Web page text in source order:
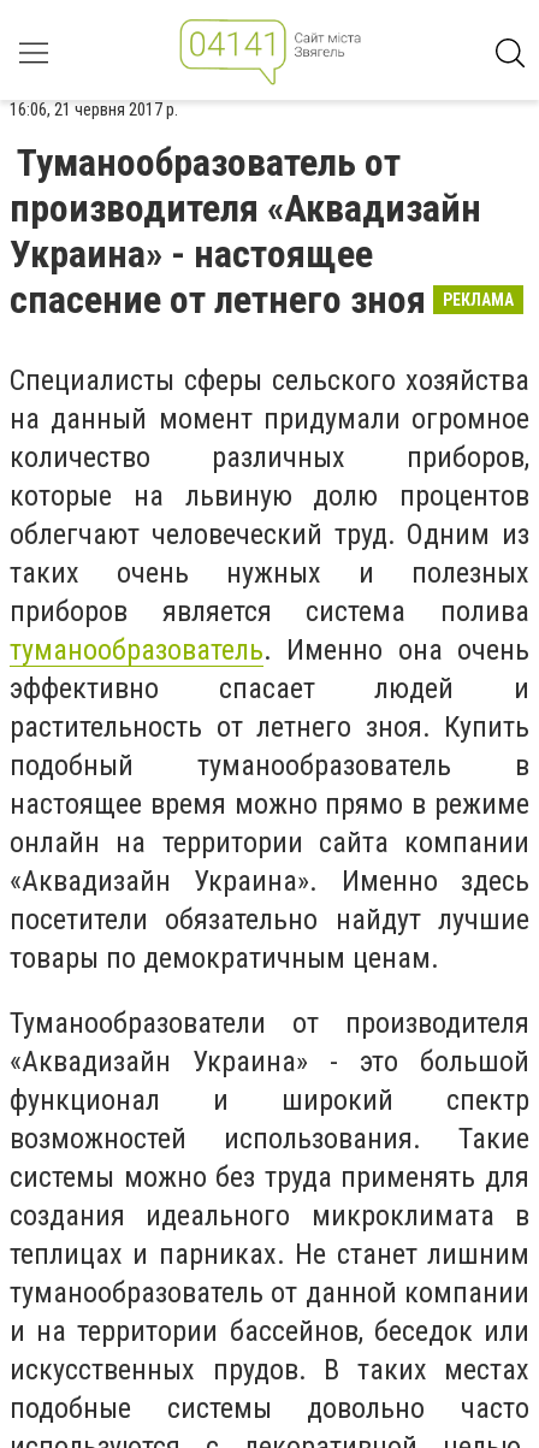
16:06, 21 червня 2017 р.
Туманообразователь от
производителя «Аквадизайн
Украина» - настоящее
спасение от летнего зноя
РЕКЛАМА
Специалисты сферы сельского хозяйства
на данный момент придумали огромное
количество различных приборов,
которые на львиную долю процентов
облегчают человеческий труд. Одним из
таких очень нужных и полезных
приборов является система полива
туманообразователь. Именно она очень
эффективно спасает людей и
растительность от летнего зноя. Купить
подобный туманообразователь в
настоящее время можно прямо в режиме
онлайн на территории сайта компании
«Аквадизайн Украина». Именно здесь
посетители обязательно найдут лучшие
товары по демократичным ценам.
Туманообразователи от производителя
«Аквадизайн Украина» - это большой
функционал и широкий спектр
возможностей использования. Такие
системы можно без труда применять для
создания идеального микроклимата в
теплицах и парниках. Не станет лишним
туманообразователь от данной компании
и на территории бассейнов, беседок или
искусственных прудов. В таких местах
подобные системы довольно часто